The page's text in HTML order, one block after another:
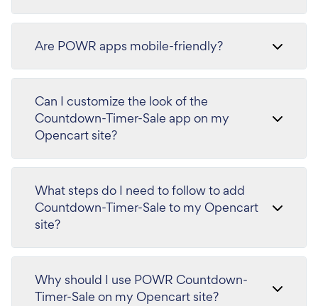
Are POWR apps mobile-friendly?
Can I customize the look of the
Countdown-Timer-Sale app on my
Opencart site?
What steps do I need to follow to add
Countdown-Timer-Sale to my Opencart
site?
Why should I use POWR Countdown-
Timer-Sale on my Opencart site?